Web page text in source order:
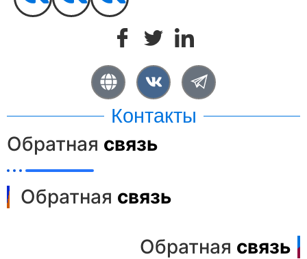
Контакты
Обратная связь
Обратная связь
Обратная связь